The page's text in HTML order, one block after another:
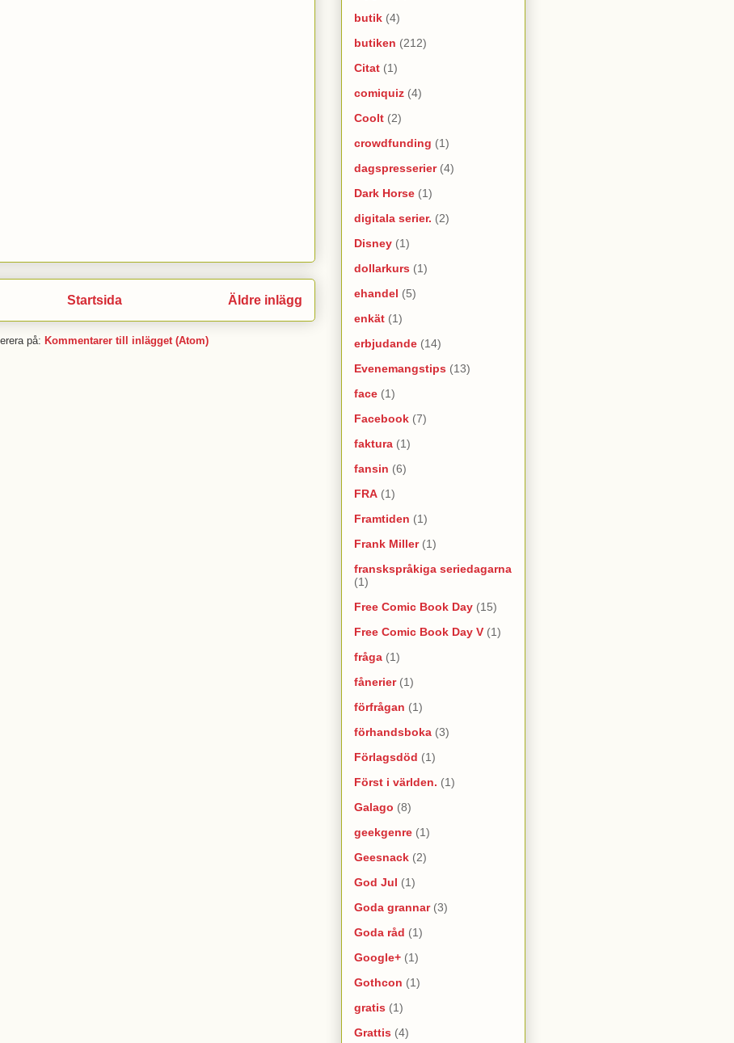
Äldre inlägg
Startsida
på: Kommentarer till inlägget (Atom)
butik (4)
butiken (212)
Citat (1)
comiquiz (4)
Coolt (2)
crowdfunding (1)
dagspresserier (4)
Dark Horse (1)
digitala serier. (2)
Disney (1)
dollarkurs (1)
ehandel (5)
enkät (1)
erbjudande (14)
Evenemangstips (13)
face (1)
Facebook (7)
faktura (1)
fansin (6)
FRA (1)
Framtiden (1)
Frank Miller (1)
franskspråkiga seriedagarna
(1)
Free Comic Book Day (15)
Free Comic Book Day V (1)
fråga (1)
fånerier (1)
förfrågan (1)
förhandsboka (3)
Förlagsdöd (1)
Först i världen. (1)
Galago (8)
geekgenre (1)
Geesnack (2)
God Jul (1)
Goda grannar (3)
Goda råd (1)
Google+ (1)
Gothcon (1)
gratis (1)
Grattis (4)